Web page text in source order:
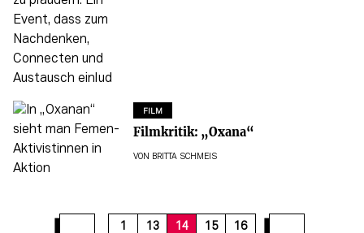
FILM
Filmkritik: „Oxana“
VON BRITTA SCHMEIS
1 13 14 15 16